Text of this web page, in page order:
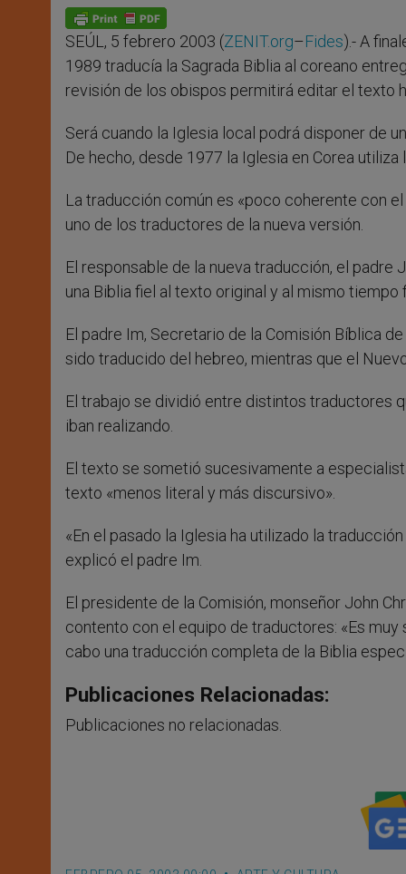
p
p
g
e
r
o
k
SEÚL, 5 febrero 2003 (ZENIT.org–Fides).- A
1989 traducía la Sagrada Biblia al coreano
revisión de los obispos permitirá editar el texto
Será cuando la Iglesia local podrá disponer de
De hecho, desde 1977 la Iglesia en Corea
La traducción común es «poco coherente con
uno de los traductores de la nueva versión.
El responsable de la nueva traducción, el
una Biblia fiel al texto original y al mismo tiempo
El padre Im, Secretario de la Comisión Bíblica
sido traducido del hebreo, mientras que el
El trabajo se dividió entre distintos traductores
iban realizando.
El texto se sometió sucesivamente a
texto «menos literal y más discursivo».
«En el pasado la Iglesia ha utilizado la
explicó el padre Im.
El presidente de la Comisión, monseñor John
contento con el equipo de traductores: «Es
cabo una traducción completa de la Biblia
Publicaciones Relacionadas:
Publicaciones no relacionadas.